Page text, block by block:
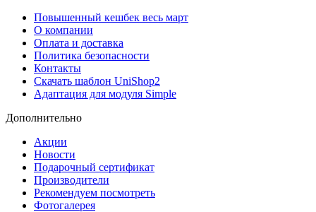
Повышенный кешбек весь март
О компании
Оплата и доставка
Политика безопасности
Контакты
Скачать шаблон UniShop2
Адаптация для модуля Simple
Дополнительно
Акции
Новости
Подарочный сертификат
Производители
Рекомендуем посмотреть
Фотогалерея